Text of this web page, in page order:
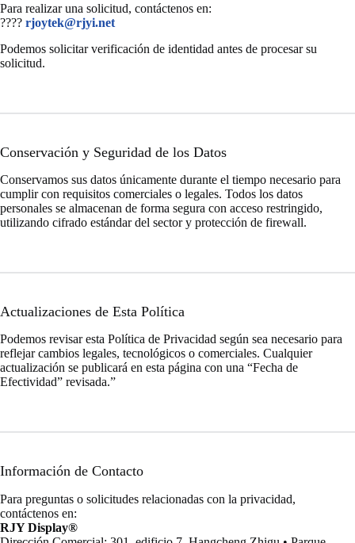
Para realizar una solicitud, contáctenos en:
???? rjoytek@rjyi.net
Podemos solicitar verificación de identidad antes de procesar su
solicitud.
Conservación y Seguridad de los Datos
Conservamos sus datos únicamente durante el tiempo necesario para
cumplir con requisitos comerciales o legales. Todos los datos
personales se almacenan de forma segura con acceso restringido,
utilizando cifrado estándar del sector y protección de firewall.
Actualizaciones de Esta Política
Podemos revisar esta Política de Privacidad según sea necesario para
reflejar cambios legales, tecnológicos o comerciales. Cualquier
actualización se publicará en esta página con una “Fecha de
Efectividad” revisada.”
Información de Contacto
Para preguntas o solicitudes relacionadas con la privacidad,
contáctenos en:
RJY Display®